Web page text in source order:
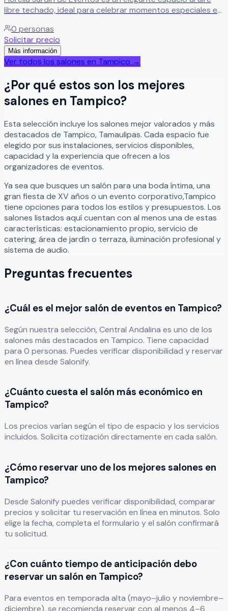
libre techado, ideal para celebrar momentos especiales en
recinto es perfecto para bodas, XV años, aniversarios,
cumpleaños, graduaciones, reuniones familiares y eventos
sociales, ofreciendo instalaciones amplias y adaptables
para crear celebraciones memorables junto a familiares y
libre de alimentos, ofreciendo mayor flexibilidad y
comodidad para personalizar cada evento según las
necesidades y estilo de cada celebración.
0 personas
Solicitar precio
Más información
Ver todos los salones en Tampico →
¿Por qué estos son los mejores
salones en Tampico?
Esta selección incluye los salones mejor valorados y más
destacados de Tampico, Tamaulipas. Cada espacio fue
elegido por sus instalaciones, servicios disponibles,
capacidad y la experiencia que ofrecen a los
organizadores de eventos.
Ya sea que busques un salón para una boda íntima, una
gran fiesta de XV años o un evento corporativo,Tampico
tiene opciones para todos los estilos y presupuestos. Los
salones listados aquí cuentan con al menos una de estas
características: estacionamiento propio, servicio de
catering, área de jardín o terraza, iluminación profesional y
sistema de audio.
Preguntas frecuentes
¿Cuál es el mejor salón de eventos en Tampico?
Según nuestra selección, Central Andalina es uno de los
salones más destacados en Tampico. Tiene capacidad
para 0 personas. Puedes verificar disponibilidad y reservar
en línea desde Salonify.
¿Cuánto cuesta el salón más económico en
Tampico?
Los precios varían según el tipo de espacio y los servicios
incluidos. Solicita cotización directamente en cada salón.
¿Cómo reservar uno de los mejores salones en
Tampico?
Desde Salonify puedes verificar disponibilidad, comparar
precios y solicitar tu reservación en línea en minutos. Solo
elige la fecha, completa el formulario y el salón confirmará
tu solicitud.
¿Con cuánto tiempo de anticipación debo
reservar un salón en Tampico?
Para eventos en temporada alta (mayo–julio y noviembre–
diciembre), se recomienda reservar con al menos 4–6